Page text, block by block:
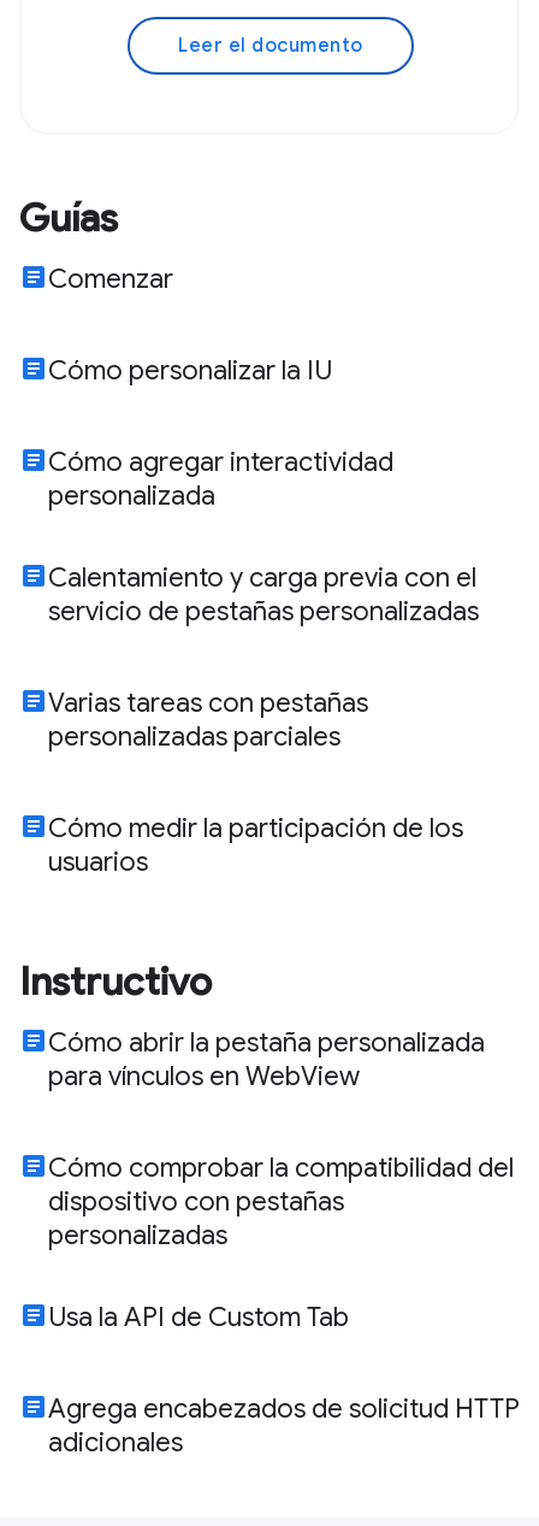
Leer el documento
Guías
articleComenzar
articleCómo personalizar la IU
articleCómo agregar interactividad
personalizada
articleCalentamiento y carga previa con el
servicio de pestañas personalizadas
articleVarias tareas con pestañas
personalizadas parciales
articleCómo medir la participación de los
usuarios
Instructivo
articleCómo abrir la pestaña personalizada
para vínculos en WebView
articleCómo comprobar la compatibilidad del
dispositivo con pestañas
personalizadas
article Usa la API de Custom Tab
articleAgrega encabezados de solicitud HTTP
adicionales